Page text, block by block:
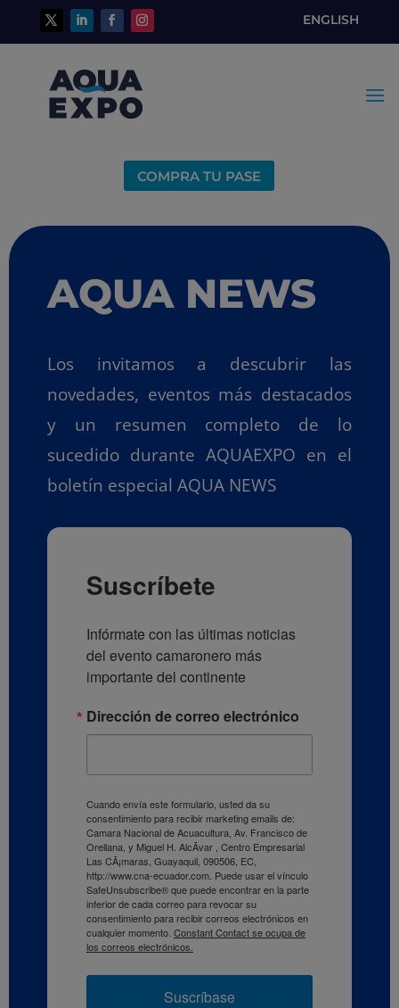
ENGLISH
COMPRA TU PASE
AQUA NEWS
Los invitamos a descubrir las
novedades, eventos más destacados
y un resumen completo de lo
sucedido durante AQUAEXPO en el
boletín especial AQUA NEWS
Suscríbete
Infórmate con las últimas noticias
del evento camaronero más
importante del continente
Dirección de correo electrónico
Cuando envía este formulario, usted da su
consentimiento para recibir marketing emails de:
Camara Nacional de Acuacultura, Av. Francisco de
Orellana, y Miguel H. AlcÃ­var , Centro Empresarial
Las CÃ¡maras, Guayaquil, 090506, EC,
http://www.cna-ecuador.com. Puede usar el vínculo
SafeUnsubscribe® que puede encontrar en la parte
inferior de cada correo para revocar su
consentimiento para recibir correos electrónicos en
cualquier momento. Constant Contact se ocupa de
los correos electrónicos.
Suscríbase